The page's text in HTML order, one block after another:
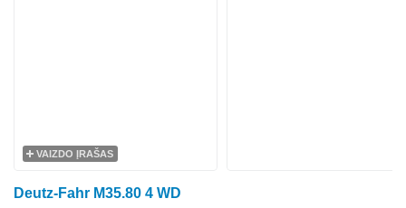
VAIZDO ĮRAŠAS
Deutz-Fahr M35.80 4 WD